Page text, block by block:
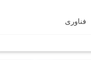
فناوری